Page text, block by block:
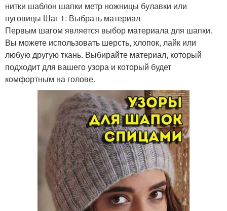
нитки шаблон шапки метр ножницы булавки или
пуговицы Шаг 1: Выбрать материал
Первым шагом является выбор материала для шапки.
Вы можете использовать шерсть, хлопок, лайк или
любую другую ткань. Выбирайте материал, который
подходит для вашего узора и который будет
комфортным на голове.